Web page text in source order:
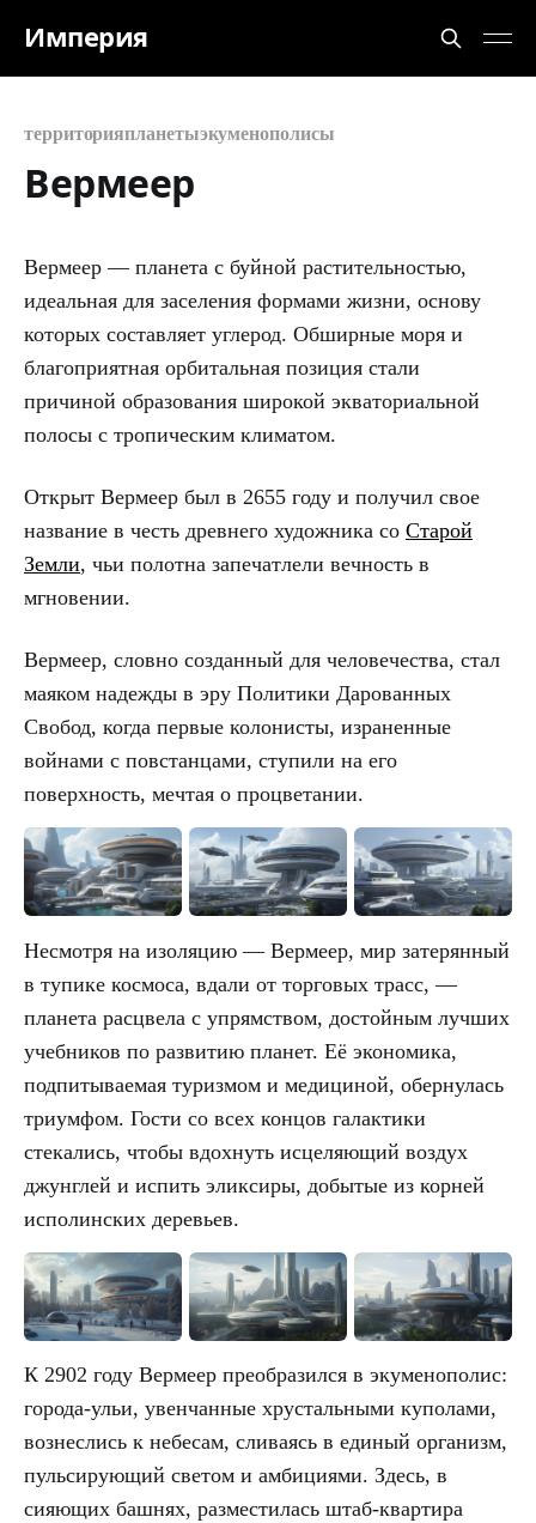
Империя
территорияпланетыэкуменополисы
Вермеер
Вермеер — планета с буйной растительностью,
идеальная для заселения формами жизни, основу
которых составляет углерод. Обширные моря и
благоприятная орбитальная позиция стали
причиной образования широкой экваториальной
полосы с тропическим климатом.
Открыт Вермеер был в 2655 году и получил свое
название в честь древнего художника со Старой
Земли, чьи полотна запечатлели вечность в
мгновении.
Вермеер, словно созданный для человечества, стал
маяком надежды в эру Политики Дарованных
Свобод, когда первые колонисты, израненные
войнами с повстанцами, ступили на его
поверхность, мечтая о процветании.
Несмотря на изоляцию — Вермеер, мир затерянный
в тупике космоса, вдали от торговых трасс, —
планета расцвела с упрямством, достойным лучших
учебников по развитию планет. Её экономика,
подпитываемая туризмом и медициной, обернулась
триумфом. Гости со всех концов галактики
стекались, чтобы вдохнуть исцеляющий воздух
джунглей и испить эликсиры, добытые из корней
исполинских деревьев.
К 2902 году Вермеер преобразился в экуменополис:
города-ульи, увенчанные хрустальными куполами,
вознеслись к небесам, сливаясь в единый организм,
пульсирующий светом и амбициями. Здесь, в
сияющих башнях, разместилась штаб-квартира